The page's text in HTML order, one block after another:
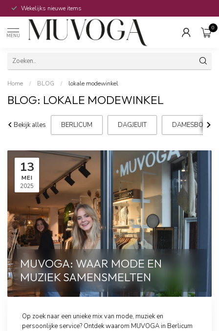
Wekelijks nieuwe items
MENU
0
Home / BLOG / lokale modewinkel
BLOG: LOKALE MODEWINKEL
Bekijk alles BERLICUM DAGJEUIT
13
MEI
2025
MUVOGA: WAAR MODE EN
MUZIEK SAMENSMELTEN
Op zoek naar een unieke mix van mode, muziek en
persoonlijke service? Ontdek waarom MUVOGA in Berlicum